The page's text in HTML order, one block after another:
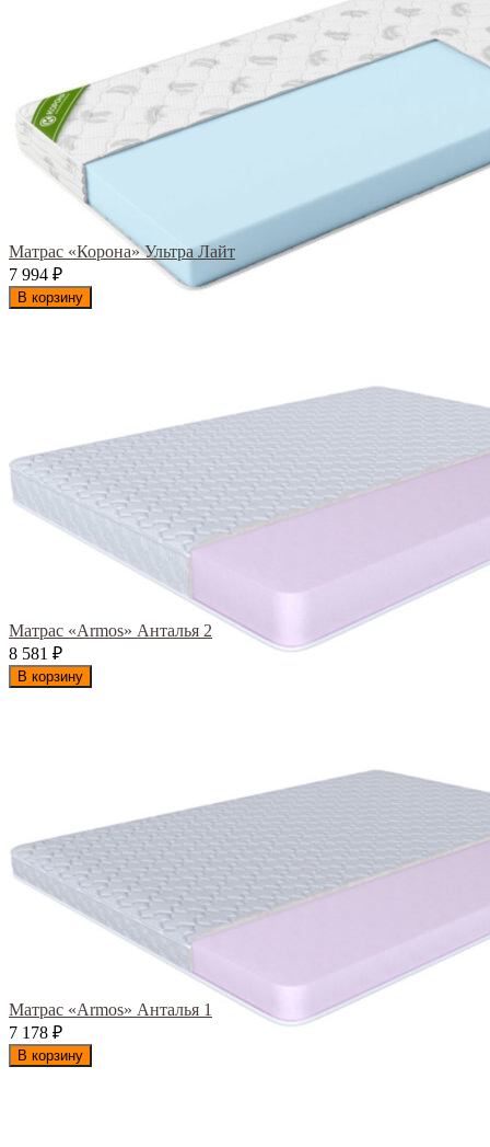
Матрас «Корона» Ультра Лайт
7 994 ₽
В корзину
Матрас «Armos» Анталья 2
8 581
₽
В корзину
Матрас «Armos» Анталья 1
7 178 ₽
В корзину